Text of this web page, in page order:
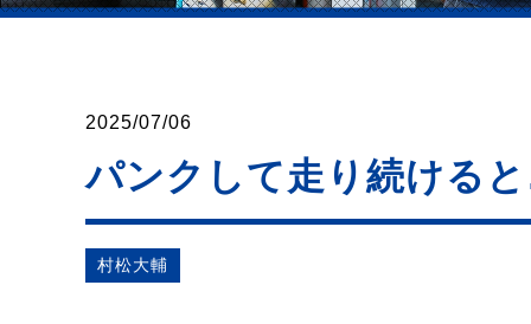
2025/07/06
パンクして走り続ける
村松⼤輔